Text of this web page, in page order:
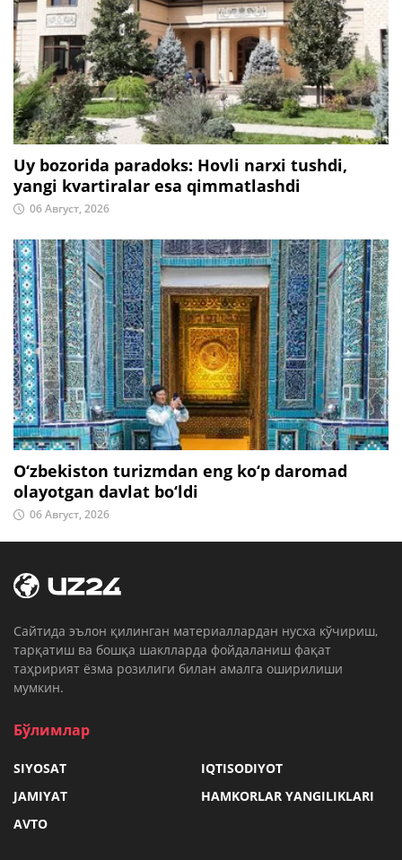
Uy bozorida paradoks: Hovli narxi tushdi,
yangi kvartiralar esa qimmatlashdi
06 Август, 2026
O‘zbekiston turizmdan eng ko‘p daromad
olayotgan davlat bo‘ldi
06 Август, 2026
Cайтида эълон қилинган материаллардан нусха кўчириш,
тарқатиш ва бошқа шаклларда фойдаланиш фақат
таҳририят ёзма розилиги билан амалга оширилиши
мумкин.
Бўлимлар
SIYOSAT
IQTISODIYOT
JAMIYAT
HAMKORLAR YANGILIKLARI
AVTO